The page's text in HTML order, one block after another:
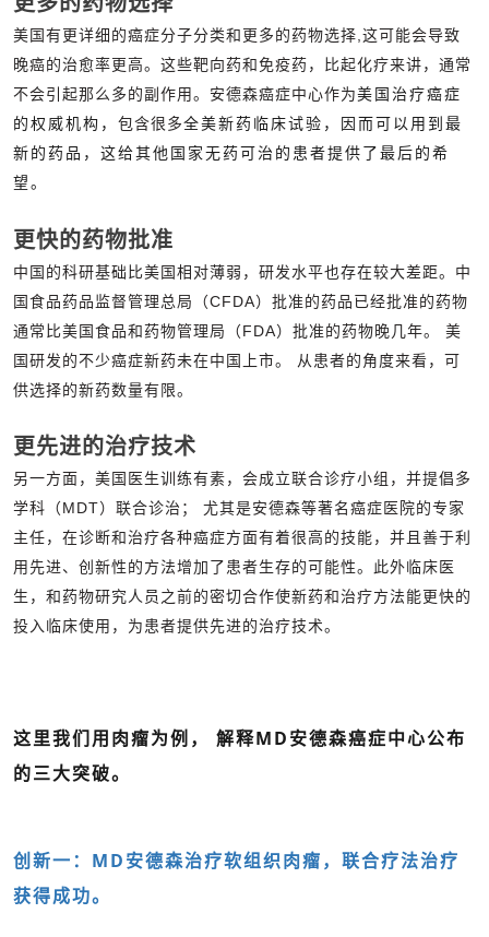
美国有更详细的癌症分子分类和更多的药物选择,这可能会导致
晚癌的治愈率更高。这些靶向药和免疫药，比起化疗来讲，通常
不会引起那么多的副作用。安德森癌症中心作为美国治疗癌症
的权威机构， 包含很多全美新药临床试验，因而可以用到最
新的药品，这给其他国家无药可治的患者提供了最后的希
望。
更快的药物批准
中国的科研基础比美国相对薄弱，研发水平也存在较大差距。中
国食品药品监督管理总局（CFDA）批准的药品已经批准的药物
通常比美国食品和药物管理局（FDA）批准的药物晚几年。 美
国研发的不少癌症新药未在中国上市。 从患者的角度来看，可
供选择的新药数量有限。
更先进的治疗技术
另一方面，美国医生训练有素，会成立联合诊疗小组，并提倡多
学科（MDT）联合诊治； 尤其是安德森等著名癌症医院的专家
主任，在诊断和治疗各种癌症方面有着很高的技能，并且善于利
用先进、创新性的方法增加了患者生存的可能性。此外临床医
生，和药物研究人员之前的密切合作使新药和治疗方法能更快的
投入临床使用，为患者提供先进的治疗技术。
这里我们用肉瘤为例， 解释MD安德森癌症中心公布
的三大突破。
创新一：MD安德森治疗软组织肉瘤，联合疗法治疗
获得成功。